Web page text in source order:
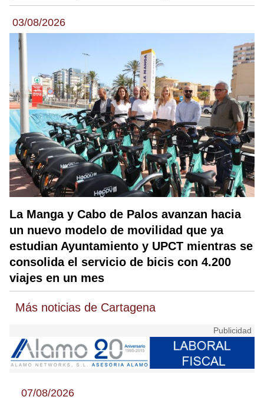
03/08/2026
La Manga y Cabo de Palos avanzan hacia
un nuevo modelo de movilidad que ya
estudian Ayuntamiento y UPCT mientras se
consolida el servicio de bicis con 4.200
viajes en un mes
Más noticias de Cartagena
07/08/2026